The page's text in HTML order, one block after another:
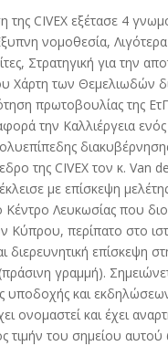
της CIVEX εξέτασε 4
νομοθεσία, Λιγότερα
Στρατηγική για την
Χάρτη των Θεμελιωδών
πρωτοβουλίας της
την Καλλιέργεια
της CIVEX τον κ. Van
με επίσκεψη
Λευκωσίας που
Κύπρου, περίπατο στο
διερευνητική επίσκεψη
γραμμή).
υποδοχής και
ονομαστεί και έχει
τιμήν του σημείου αυτού